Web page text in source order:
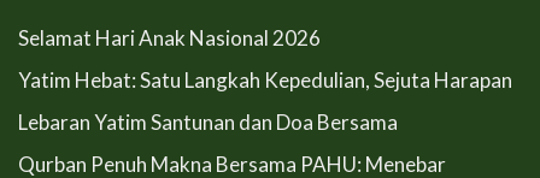
Selamat Hari Anak Nasional 2026
Yatim Hebat: Satu Langkah Kepedulian, Sejuta Harapan
Lebaran Yatim Santunan dan Doa Bersama
Qurban Penuh Makna Bersama PAHU: Menebar